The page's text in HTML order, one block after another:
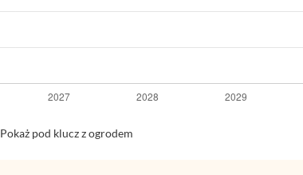
Pokaż pod klucz z ogrodem